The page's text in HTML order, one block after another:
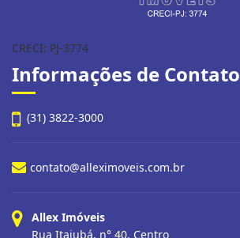
CRECI: PJ-3774
Informações de Contato
(31) 3822-3000
contato@alleximoveis.com.br
Allex Imóveis
Rua Itajubá, n° 40, Centro